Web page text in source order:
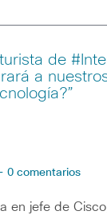
de
a
0 comentarios
en jefe de